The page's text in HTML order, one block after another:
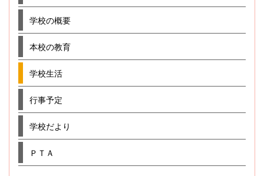
学校の概要
本校の教育
学校生活
行事予定
学校だより
ＰＴＡ